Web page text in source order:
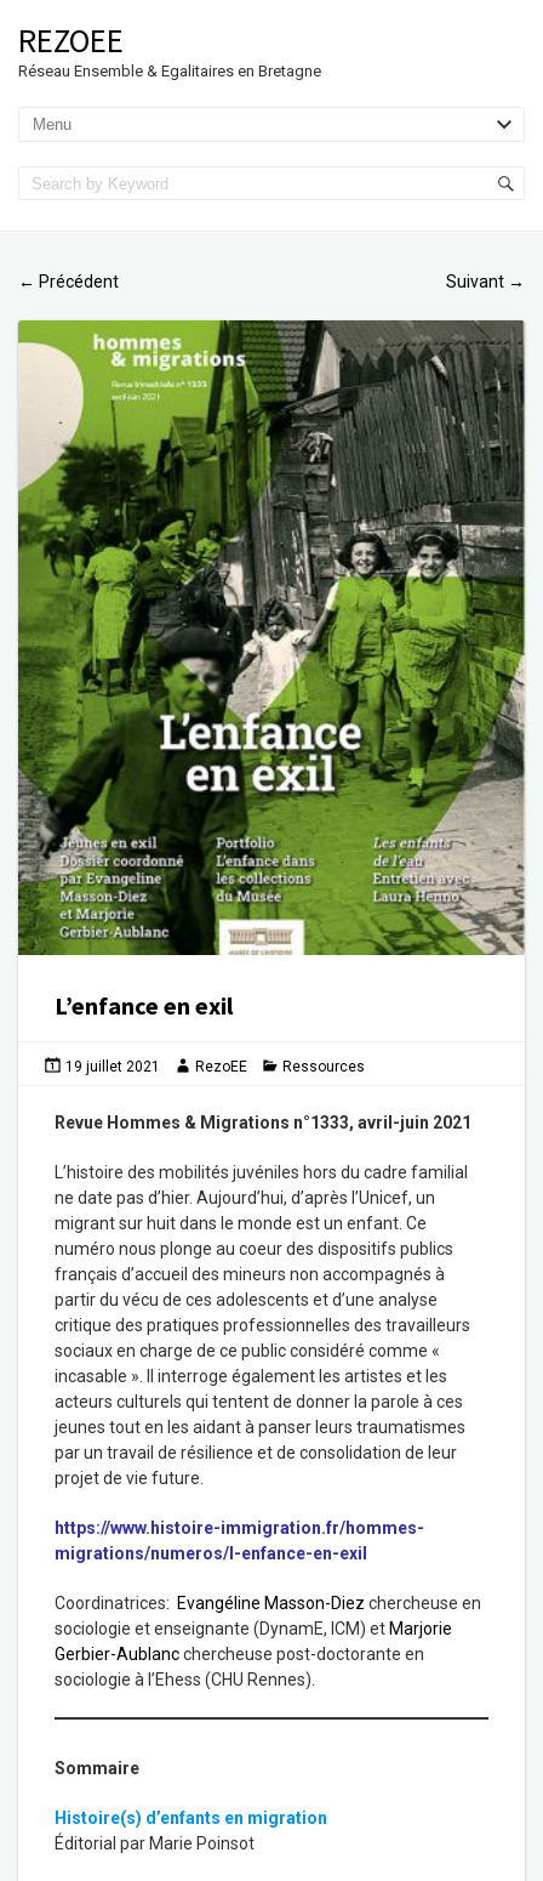
REZOEE
Réseau Ensemble & Egalitaires en Bretagne
← Précédent Suivant →
L’enfance en exil
19 juillet 2021 RezoEE Ressources
Revue Hommes & Migrations n°1333, avril-juin 2021
L’histoire des mobilités juvéniles hors du cadre familial
ne date pas d’hier. Aujourd’hui, d’après l’Unicef, un
migrant sur huit dans le monde est un enfant. Ce
numéro nous plonge au coeur des dispositifs publics
français d’accueil des mineurs non accompagnés à
partir du vécu de ces adolescents et d’une analyse
critique des pratiques professionnelles des travailleurs
sociaux en charge de ce public considéré comme «
incasable ». Il interroge également les artistes et les
acteurs culturels qui tentent de donner la parole à ces
jeunes tout en les aidant à panser leurs traumatismes
par un travail de résilience et de consolidation de leur
projet de vie future.
https://www.histoire-immigration.fr/hommes-
migrations/numeros/l-enfance-en-exil
Coordinatrices: Evangéline Masson-Diez chercheuse en
sociologie et enseignante (DynamE, ICM) etMarjorie
Gerbier-Aublancchercheuse post-doctorante en
sociologie à l’Ehess (CHU Rennes).
Sommaire
Histoire(s) d’enfants en migration
Éditorial par Marie Poinsot